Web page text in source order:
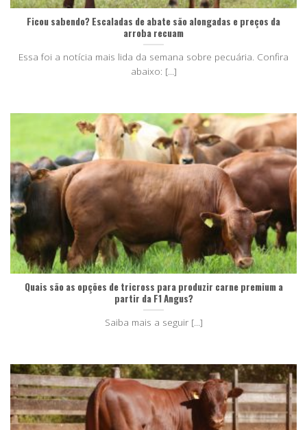
Ficou sabendo? Escaladas de abate são alongadas e preços da
arroba recuam
Essa foi a notícia mais lida da semana sobre pecuária. Confira
abaixo: [...]
Quais são as opções de tricross para produzir carne premium a
partir da F1 Angus?
Saiba mais a seguir [...]